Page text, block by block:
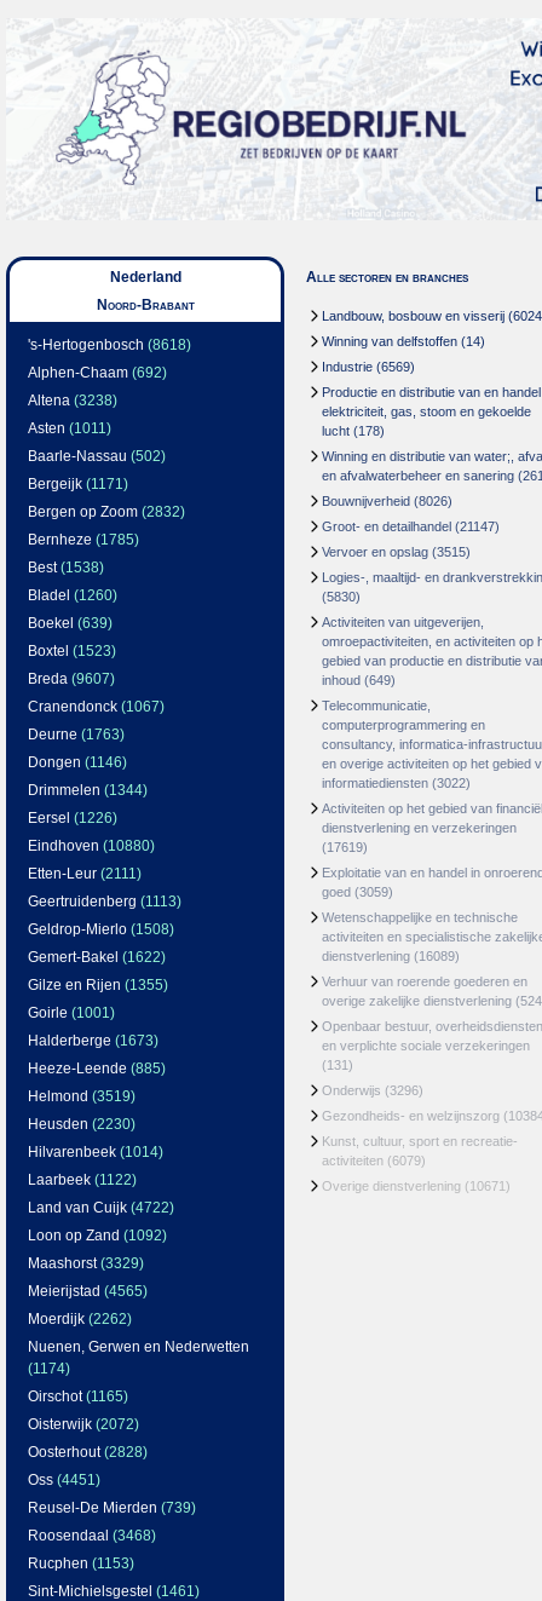
Nederland
Noord-Brabant
's-Hertogenbosch (8618)
Alphen-Chaam (692)
Altena (3238)
Asten (1011)
Baarle-Nassau (502)
Bergeijk (1171)
Bergen op Zoom (2832)
Bernheze (1785)
Best(1538)
Bladel (1260)
Boekel (639)
Boxtel (1523)
Breda (9607)
Cranendonck (1067)
Deurne (1763)
Dongen (1146)
Drimmelen (1344)
Eersel (1226)
Eindhoven (10880)
Etten-Leur (2111)
Geertruidenberg (1113)
Geldrop-Mierlo (1508)
Gemert-Bakel (1622)
Gilze en Rijen (1355)
Goirle (1001)
Halderberge (1673)
Heeze-Leende (885)
Helmond (3519)
Heusden (2230)
Hilvarenbeek (1014)
Laarbeek (1122)
Land van Cuijk (4722)
Loon op Zand (1092)
Maashorst(3329)
Meierijstad (4565)
Moerdijk (2262)
Nuenen, Gerwen en Nederwetten
(1174)
Oirschot(1165)
Oisterwijk (2072)
Oosterhout(2828)
Oss (4451)
Reusel-De Mierden (739)
Roosendaal (3468)
Rucphen (1153)
Sint-Michielsgestel (1461)
Alle sectoren en branches
Landbouw, bosbouw en visserij
Winning van delfstoffen (14)
Industrie (6569)
Productie en distributie van en
elektriciteit, gas, stoom en gekoelde
lucht (178)
Winning en distributie van water;,
en afvalwaterbeheer en sanering
Bouwnijverheid (8026)
Groot- en detailhandel (21147)
Vervoer en opslag (3515)
Logies-, maaltijd- en
(5830)
Activiteiten van uitgeverijen,
omroepactiviteiten, en activiteiten op
gebied van productie en distributie
inhoud (649)
Telecommunicatie,
computerprogrammering en
consultancy, informatica-
en overige activiteiten op het gebied
informatiediensten (3022)
Activiteiten op het gebied van
dienstverlening en verzekeringen
(17619)
Exploitatie van en handel in
goed (3059)
Wetenschappelijke en technische
activiteiten en specialistische
dienstverlening (16089)
Verhuur van roerende goederen en
overige zakelijke dienstverlening
Openbaar bestuur, overheidsdiensten
en verplichte sociale verzekeringen
(131)
Onderwijs (3296)
Gezondheids- en welzijnszorg
Kunst, cultuur, sport en recreatie-
activiteiten (6079)
Overige dienstverlening (10671)